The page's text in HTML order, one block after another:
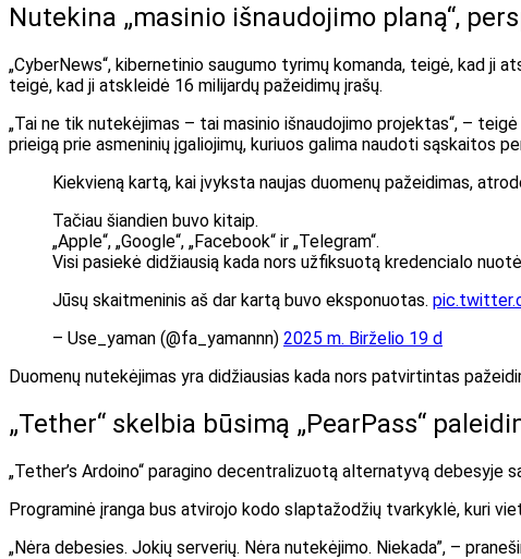
Nutekina „masinio išnaudojimo planą“,
„CyberNews“, kibernetinio saugumo tyrimų komanda, teigė, kad ji
teigė, kad ji atskleidė 16 milijardų pažeidimų įrašų.
„Tai ne tik nutekėjimas – tai masinio išnaudojimo projektas“, –
prieigą prie asmeninių įgaliojimų, kuriuos galima naudoti sąskaitos
Kiekvieną kartą, kai įvyksta naujas duomenų pažeidimas,
Tačiau šiandien buvo kitaip.
„Apple“, „Google“, „Facebook“ ir „Telegram“.
Visi pasiekė didžiausią kada nors užfiksuotą kredencialo
Jūsų skaitmeninis aš dar kartą buvo eksponuotas.
– Use_yaman (@fa_yamannn) 2025 m. Birželio 19 d
Duomenų nutekėjimas yra didžiausias kada nors patvirtintas
„Tether“ skelbia būsimą „PearPass“
„Tether’s Ardoino“ paragino decentralizuotą alternatyvą debesyje
Programinė įranga bus atvirojo kodo slaptažodžių tvarkyklė, kuri
„Nėra debesies. Jokių serverių. Nėra nutekėjimo. Niekada”, –